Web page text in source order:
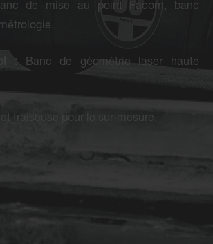
de mise au point Facom, banc
:Banc de géométrie laser haute
et fraiseuse pour le sur-mesure.